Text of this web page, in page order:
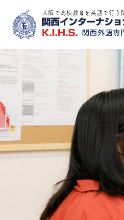
大阪で高校教育を英語で行う